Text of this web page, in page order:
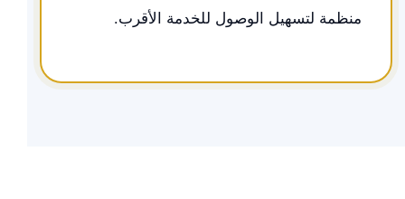
منظمة لتسهيل الوصول للخدمة الأقرب.